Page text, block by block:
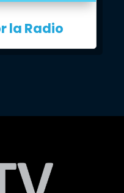
la Radio